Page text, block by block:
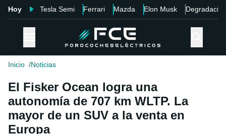
Hoy Tesla Semi Ferrari Mazda Elon Musk Degradación
Inicio Noticias
El Fisker Ocean logra una
autonomía de 707 km WLTP. La
mayor de un SUV a la venta en
Europa